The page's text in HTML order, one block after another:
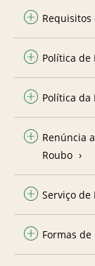
Política de
Política da
Renúncia
Roubo
Serviço de
Formas